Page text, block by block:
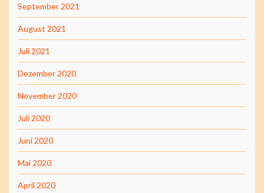
September 2021
August 2021
Juli 2021
Dezember 2020
November 2020
Juli 2020
Juni 2020
Mai 2020
April 2020